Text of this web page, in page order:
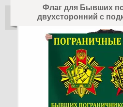
Флаг для Бывших
двухсторонний с